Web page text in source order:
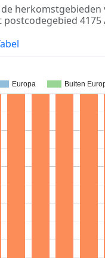
herkomstgebieden
4175
Europa Buiten